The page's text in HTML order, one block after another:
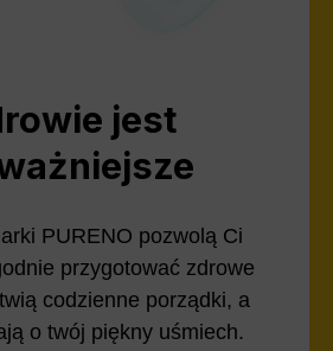
jest
PURENO pozwolą Ci
przygotować zdrowe
codzienne porządki, a
o twój piękny uśmiech.